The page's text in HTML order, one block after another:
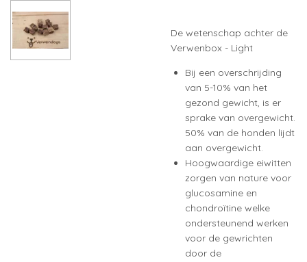
De wetenschap achter de
Verwenbox - Light
Bij een overschrijding
van 5-10% van het
gezond gewicht, is er
sprake van overgewicht.
50% van de honden lijdt
aan overgewicht.
Hoogwaardige eiwitten
zorgen van nature voor
glucosamine en
chondroïtine welke
ondersteunend werken
voor de gewrichten
door de